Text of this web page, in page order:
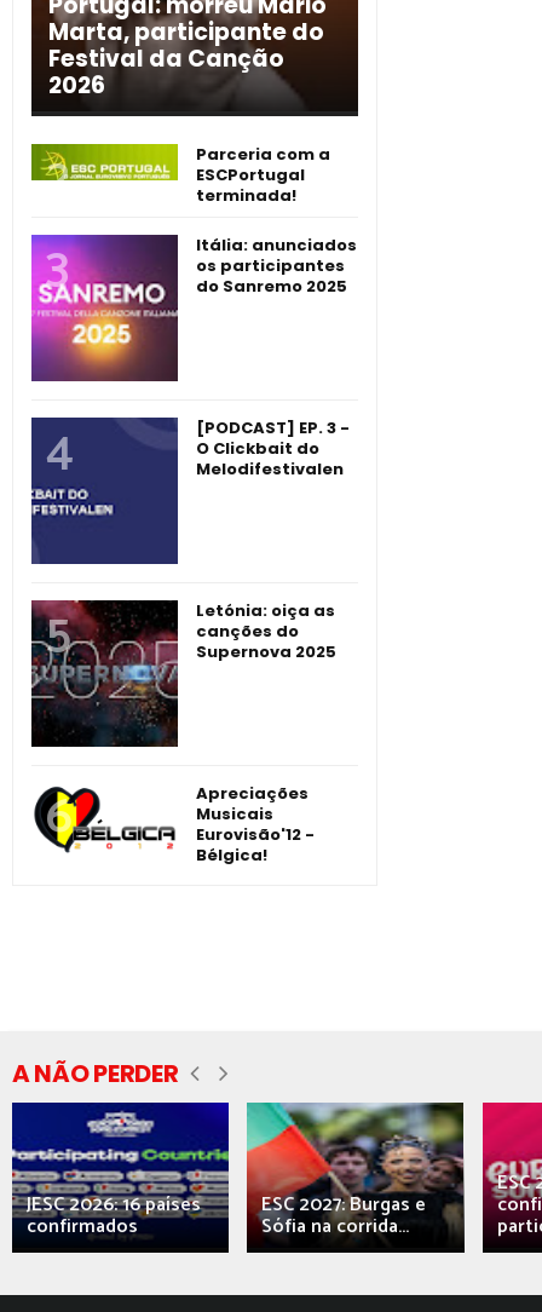
Marta, participante do
Festival da Canção
2026
Parceria com a
ESCPortugal
terminada!
Itália: anunciados
os participantes
do Sanremo 2025
[PODCAST] EP. 3 -
O Clickbait do
Melodifestivalen
Letónia: oiça as
canções do
Supernova 2025
Apreciações
Musicais
Eurovisão'12 -
Bélgica!
A NÃO PERDER
JESC 2026: 16 países
confirmados
ESC 2027: Burgas e
Sófia na corrida...
ESC